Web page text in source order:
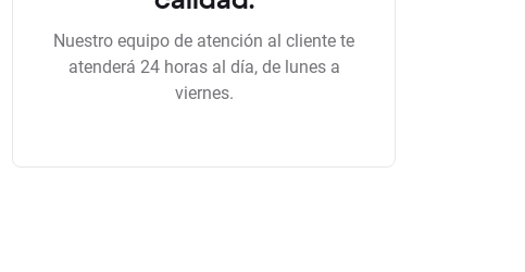
Nuestro equipo de atención al cliente te
atenderá 24 horas al día, de lunes a
viernes.